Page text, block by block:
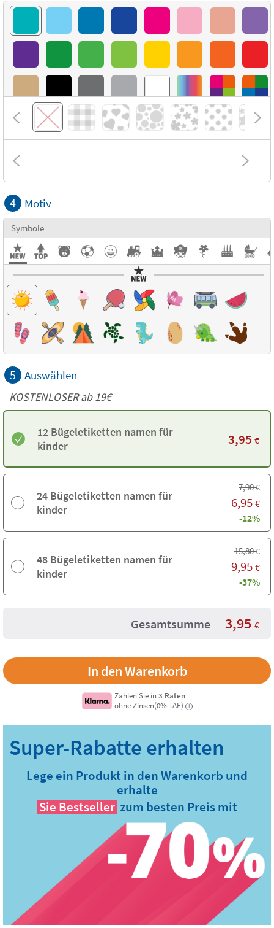
4 Motiv
Symbole
5 Auswählen
KOSTENLOSER ab 19€
12 Bügeletiketten namen für
kinder
3,95 €
24 Bügeletiketten namen für
kinder
7,90€
6,95 €
-12%
48 Bügeletiketten namen für
kinder
15,80€
9,95 €
-37%
Gesamtsumme 3,95 €
Zahlen Sie in3 Raten
ohne Zinsen(0% TAE)
i
Lege ein Produkt in den Warenkorb und
erhalte
Sie Bestseller zum besten Preis mit